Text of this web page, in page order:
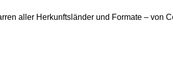
aller Herkunftsländer und Formate – von